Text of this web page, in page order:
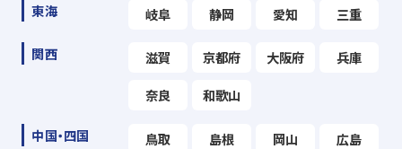
東海 岐阜 静岡 愛知 三重
関西 滋賀 京都府 大阪府 兵庫
奈良 和歌山
中国・四国 鳥取 島根 岡山 広島